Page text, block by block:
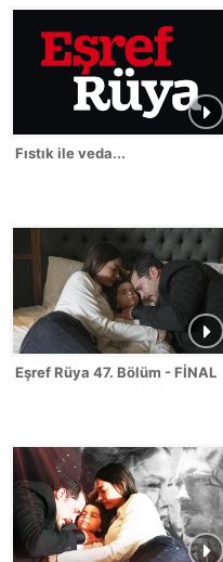
Fıstık ile veda...
Eşref Rüya 47. Bölüm - FİNAL